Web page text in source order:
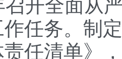
召开全面从
任务。制
任清单》